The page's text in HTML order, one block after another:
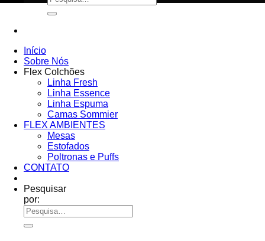
Início
Sobre Nós
Flex Colchões
Linha Fresh
Linha Essence
Linha Espuma
Camas Sommier
FLEX AMBIENTES
Mesas
Estofados
Poltronas e Puffs
CONTATO
Pesquisar
por: